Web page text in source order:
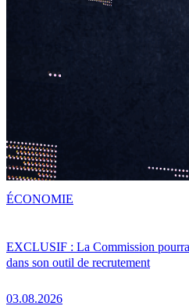
EXCLUSIF : La Commission
dans son outil de recrutement
03.08.2026
ÉCONOMIE